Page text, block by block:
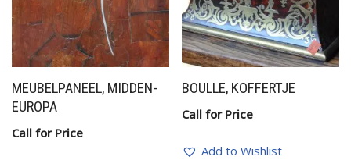
MEUBELPANEEL, MIDDEN-
EUROPA
Call for Price
BOULLE, KOFFERTJE
Call for Price
Add to Wishlist